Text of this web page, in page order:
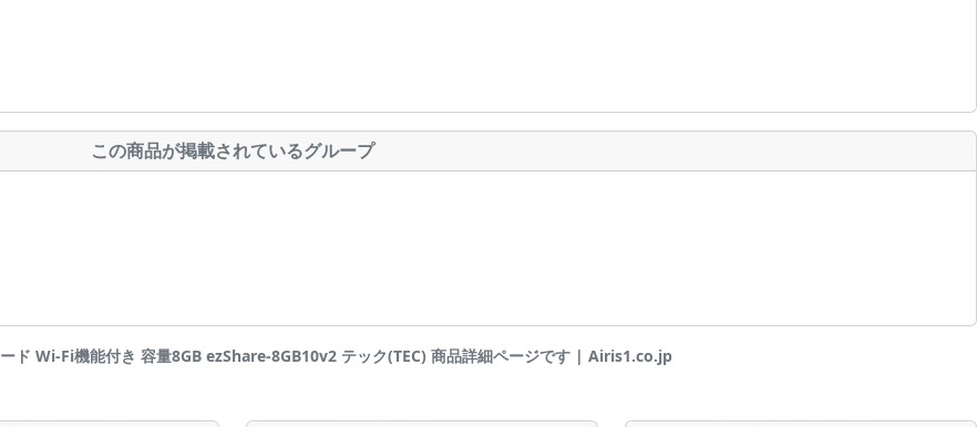
この商品が掲載されているグループ
ード Wi-Fi機能付き 容量8GB ezShare-8GB10v2 テック(TEC) 商品詳細ページです | Airis1.co.jp